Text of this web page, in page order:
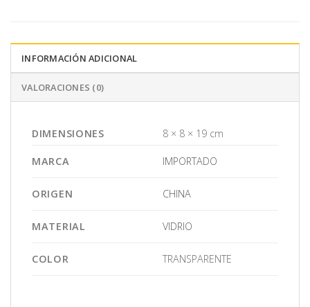
INFORMACIÓN ADICIONAL
VALORACIONES (0)
DIMENSIONES 8 × 8 × 19 cm
MARCA IMPORTADO
ORIGEN CHINA
MATERIAL VIDRIO
COLOR TRANSPARENTE